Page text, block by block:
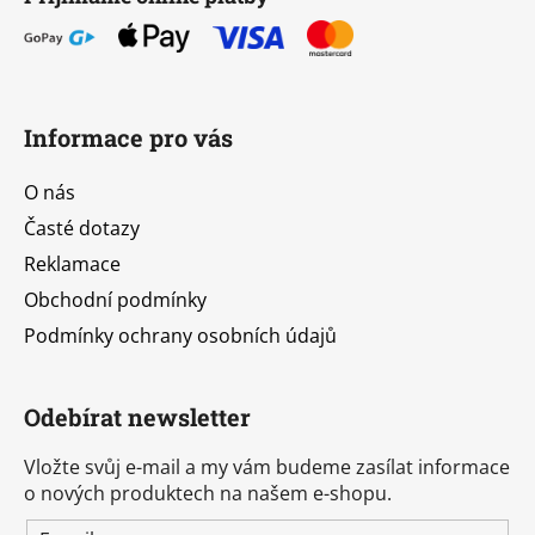
Informace pro vás
O nás
Časté dotazy
Reklamace
Obchodní podmínky
Podmínky ochrany osobních údajů
Odebírat newsletter
Vložte svůj e-mail a my vám budeme zasílat informace
o nových produktech na našem e-shopu.